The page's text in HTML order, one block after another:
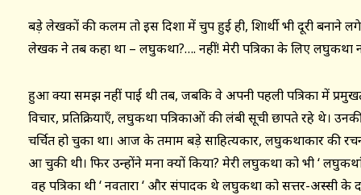
बड़े लेखकों की कलम तो इस दिशा में चुप हुई ही, शिक्षार्थी भी दूरी
लेखक ने तब कहा था – लघुकथा?…. नहीं! मेरी पत्रिका के लिए लघुकथा
हुआ क्या समझ नहीं पाई थी तब, जबकि वे अपनी पहली पत्रिका में
विचार, प्रतिक्रियाएँ, लघुकथा पत्रिकाओं की लंबी सूची छापते रहे थे।
चर्चित हो चुका था। आज के तमाम बड़े साहित्यकार, लघुकथाकार की
आ चुकी थी। फिर उन्होंने मना क्यों किया? मेरी लघुकथा को भी ‘
वह पत्रिका थी ‘ नवतारा ‘ और संपादक थे लघुकथा को सत्तर-अस्सी के